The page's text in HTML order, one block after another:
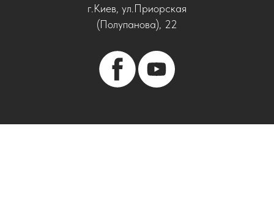
г.Киев, ул.Приорская
(Полупанова), 22